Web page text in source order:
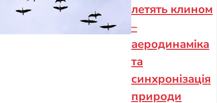
летять клином
–
аеродинаміка
та
синхронізація
природи